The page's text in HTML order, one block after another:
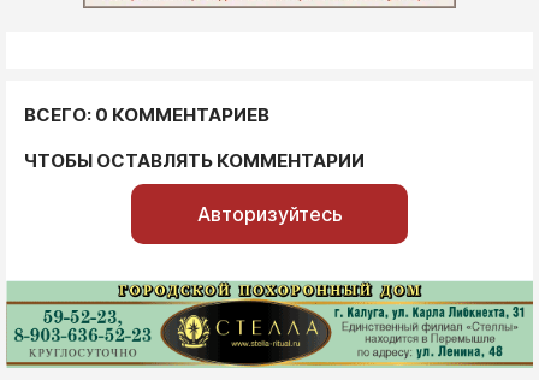
ВСЕГО: 0 КОММЕНТАРИЕВ
ЧТОБЫ ОСТАВЛЯТЬ КОММЕНТАРИИ
Авторизуйтесь